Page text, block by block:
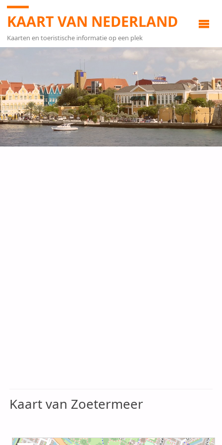
KAART VAN NEDERLAND
Kaarten en toeristische informatie op een plek
Kaart van Zoetermeer